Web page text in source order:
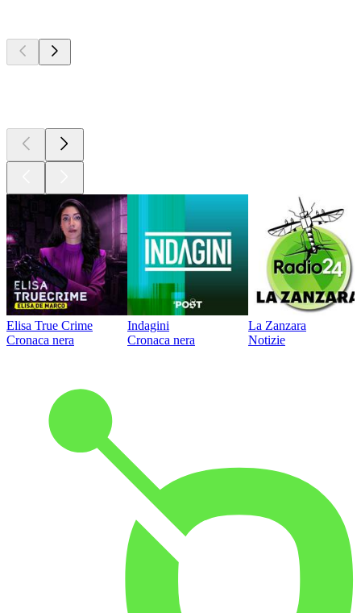
Elisa True Crime
Cronaca nera
Indagini
Cronaca nera
La Zanzara
Notizie